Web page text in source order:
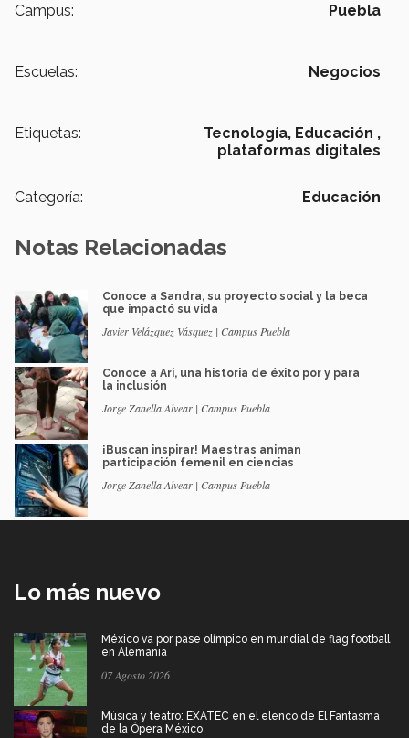
Campus: Puebla
Escuelas: Negocios
Etiquetas: Tecnología, Educación ,
plataformas digitales
Categoría: Educación
Notas Relacionadas
Conoce a Sandra, su proyecto social y la beca
que impactó su vida
Javier Velázquez Vásquez | Campus Puebla
Conoce a Ari, una historia de éxito por y para
la inclusión
Jorge Zanella Alvear | Campus Puebla
¡Buscan inspirar! Maestras animan
participación femenil en ciencias
Jorge Zanella Alvear | Campus Puebla
Lo más nuevo
México va por pase olímpico en mundial de flag football
en Alemania
07 Agosto 2026
Música y teatro: EXATEC en el elenco de El Fantasma
de la Ópera México